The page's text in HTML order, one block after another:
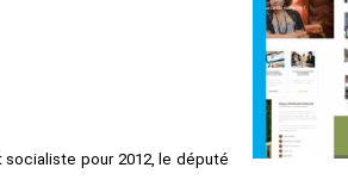
socialiste pour 2012, le député